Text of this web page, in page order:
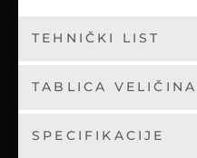
TEHNIČKI LIST
TABLICA VELIČINA
SPECIFIKACIJE